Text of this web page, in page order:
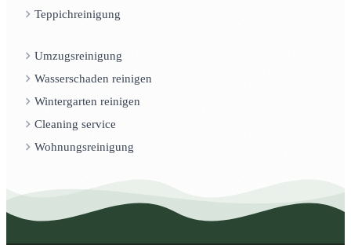
Teppichreinigung
Umzugsreinigung
Wasserschaden reinigen
Wintergarten reinigen
Cleaning service
Wohnungsreinigung